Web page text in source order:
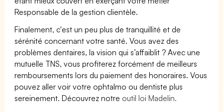
Responsable de la gestion clientèle.
Finalement, c'est un peu plus de tranquillité et de
sérénité concernant votre santé. Vous avez des
problèmes dentaires, la vision qui s’affaiblit ? Avec une
mutuelle TNS, vous profiterez forcément de meilleurs
remboursements lors du paiement des honoraires. Vous
pouvez aller voir votre ophtalmo ou dentiste plus
sereinement. Découvrez notre outil loi Madelin.